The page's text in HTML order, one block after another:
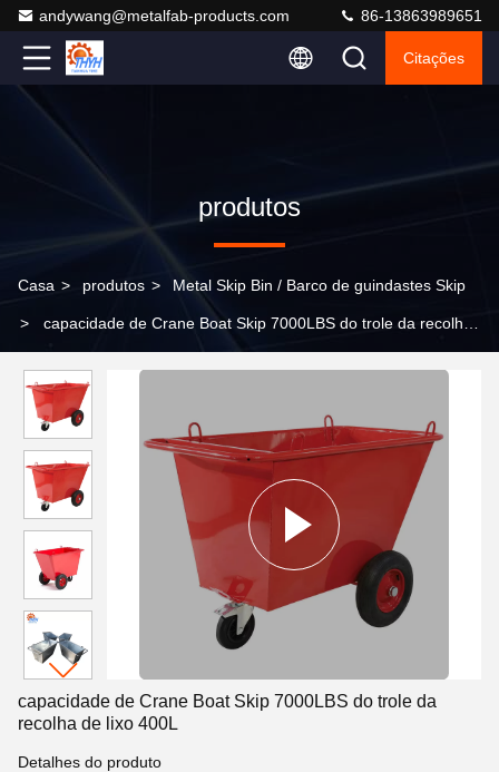
andywang@metalfab-products.com 86-13863989651
Citações
produtos
Casa > produtos > Metal Skip Bin / Barco de guindastes Skip
> capacidade de Crane Boat Skip 7000LBS do trole da recolha
capacidade de Crane Boat Skip 7000LBS do trole da
recolha de lixo 400L
Detalhes do produto